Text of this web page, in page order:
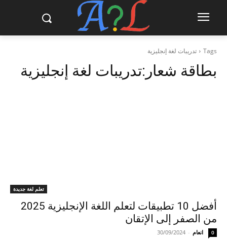
Tags تدريبات لغة إنجليزية
بطاقة شعار:تدريبات لغة إنجليزية
تعلم لغة جديدة
أفضل 10 تطبيقات لتعلم اللغة الإنجليزية 2025
من الصفر إلى الإتقان
انعام -
30/09/2024 0